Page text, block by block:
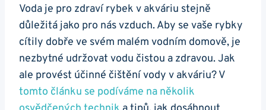
Voda je pro zdraví⁤ rybek v akváriu stejně
důležitá jako pro nás vzduch. Aby se vaše rybky​
cítily dobře ve svém ⁣malém vodním domově, je
nezbytné udržovat vodu čistou a zdravou. Jak
ale provést účinné čištění ​vody⁢ v akváriu? V
tomto článku se podíváme⁣ na několik